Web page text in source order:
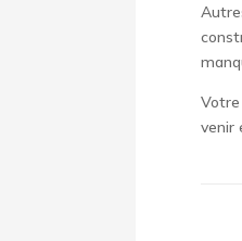
venir